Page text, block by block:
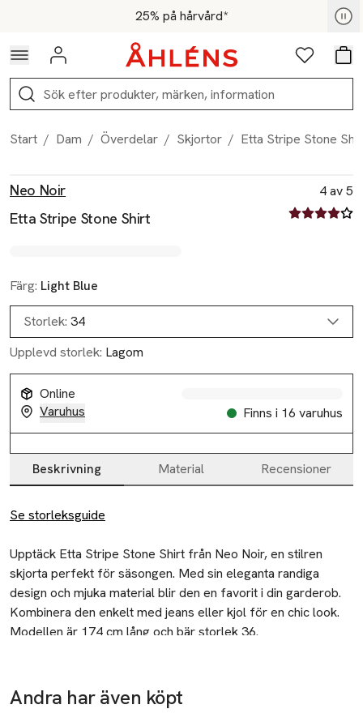
Hoppa till navigationsmenyn25% på hårvård*
För medlemmar - Shoppa nu
Logga in Favoriter
Sök
Start / Dam / Överdelar / Skjortor / Etta Stripe Stone
Neo Noir
Etta Stripe Stone Shirt
4 av 5
4 av fem
Färg: Light Blue
Storlek: 34
Upplevd storlek: Lagom
Online
Varuhus
Finns i 16 varuhus
Beskrivning Material Recensioner
Beskrivning
Se storleksguide
Upptäck Etta Stripe Stone Shirt från Neo Noir, en stilren
skjorta perfekt för säsongen. Med sin eleganta randiga
design och mjuka material blir den en favorit i din garderob.
Kombinera den enkelt med jeans eller kjol för en chic look.
Ge din stil ett lyft med denna tidlösa T-shirt som passar alla
Modellen är 174 cm lång och bär storlek 36.
Nordre Strandvej 118
Andra har även köpt
Ta 2 betala